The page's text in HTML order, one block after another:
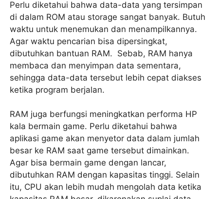
Perlu diketahui bahwa data-data yang tersimpan
di dalam ROM atau storage sangat banyak. Butuh
waktu untuk menemukan dan menampilkannya.
Agar waktu pencarian bisa dipersingkat,
dibutuhkan bantuan RAM. Sebab, RAM hanya
membaca dan menyimpan data sementara,
sehingga data-data tersebut lebih cepat diakses
ketika program berjalan.
RAM juga berfungsi meningkatkan performa HP
kala bermain game. Perlu diketahui bahwa
aplikasi game akan menyetor data dalam jumlah
besar ke RAM saat game tersebut dimainkan.
Agar bisa bermain game dengan lancar,
dibutuhkan RAM dengan kapasitas tinggi. Selain
itu, CPU akan lebih mudah mengolah data ketika